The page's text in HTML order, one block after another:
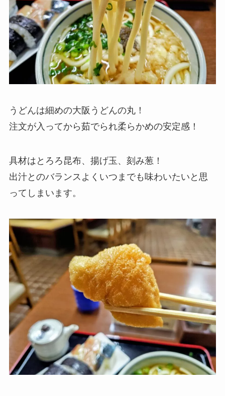
うどんは細めの大阪うどんの丸！
注文が入ってから茹でられ柔らかめの安定感！
具材はとろろ昆布、揚げ玉、刻み葱！
出汁とのバランスよくいつまでも味わいたいと思
ってしまいます。